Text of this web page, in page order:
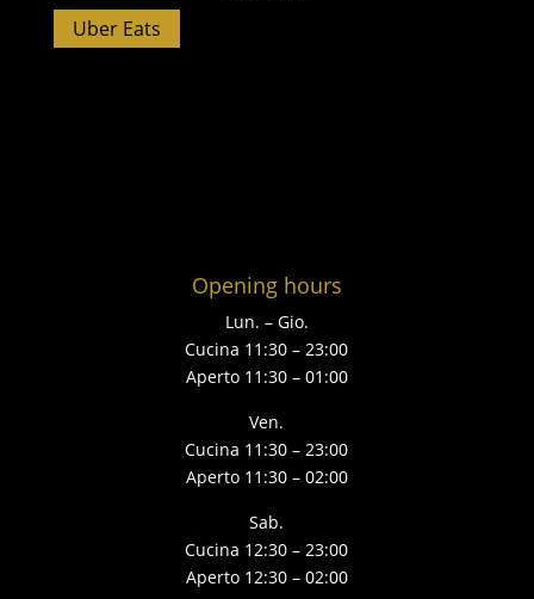
Uber Eats
Opening hours
Lun. – Gio.
Cucina 11:30 – 23:00
Aperto 11:30 – 01:00
Ven.
Cucina 11:30 – 23:00
Aperto 11:30 – 02:00
Sab.
Cucina 12:30 – 23:00
Aperto 12:30 – 02:00